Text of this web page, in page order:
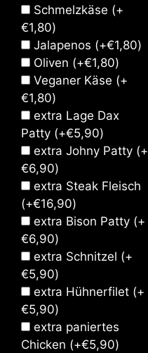
Schmelzkäse (+
€1,80)
Jalapenos (+€1,80)
Oliven (+€1,80)
Veganer Käse (+
€1,80)
extra Lage Dax
Patty (+€5,90)
extra Johny Patty (+
€6,90)
extra Steak Fleisch
(+€16,90)
extra Bison Patty (+
€6,90)
extra Schnitzel (+
€5,90)
extra Hühnerfilet (+
€5,90)
extra paniertes
Chicken (+€5,90)